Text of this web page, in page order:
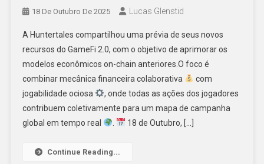
18 De Outubro De 2025 Lucas Glenstid
A Huntertales compartilhou uma prévia de seus novos
recursos do GameFi 2.0, com o objetivo de aprimorar os
modelos econômicos on-chain anteriores.O foco é
combinar mecânica financeira colaborativa
com
jogabilidade ociosa
, onde todas as ações dos jogadores
contribuem coletivamente para um mapa de campanha
global em tempo real
18 de Outubro, […]
Continue Reading...